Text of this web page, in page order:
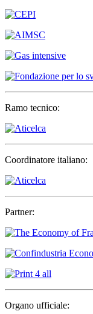
Ramo tecnico:
Coordinatore italiano:
Partner:
Organo ufficiale: